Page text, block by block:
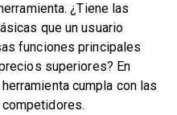
¿Tiene las
que un usuario
funciones principales
superiores? En
cumpla con las